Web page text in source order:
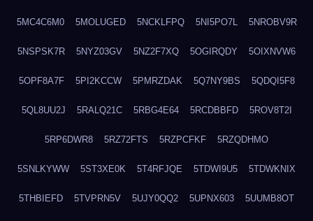
5MC4C6M0 5MOLUGED 5NCKLFPQ 5NI5PO7L 5NROBV9R
5NSPSK7R 5NYZ03GV 5NZ2F7XQ 5OGIRQDY 5OIXNVW6
5OPF8A7F 5PI2KCCW 5PMRZDAK 5Q7NY9BS 5QDQI5F8
5QL8UU2J 5RALQ21C 5RBG4E64 5RCDBBFD 5ROV8T2I
5RP6DWR8 5RZ72FTS 5RZPCFKF 5RZQDHMO
5SNLKYWW 5ST3XE0K 5T4RFJQE 5TDWI9U5 5TDWKNIX
5THBIEFD 5TVPRN5V 5UJY0QQ2 5UPNX603 5UUMB8OT